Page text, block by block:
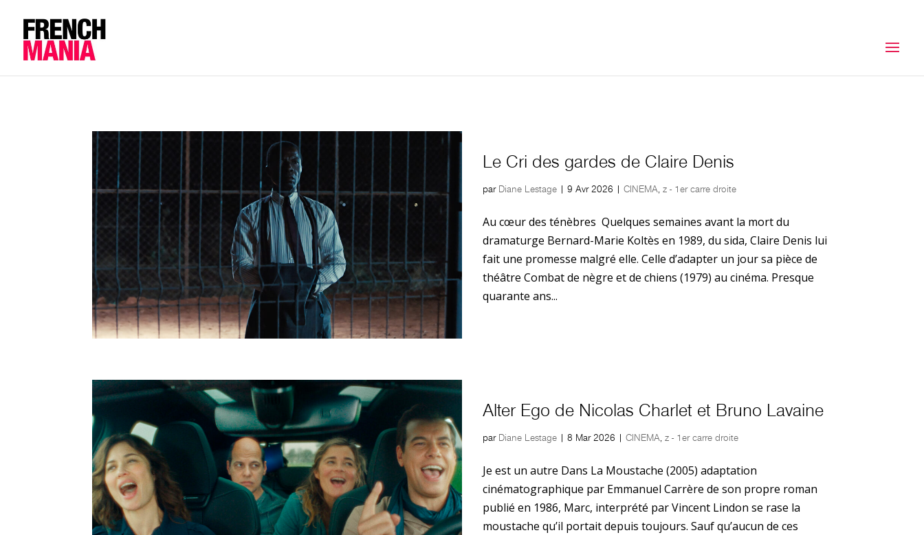
Le Cri des gardes de Claire Denis
par Diane Lestage | 9 Avr 2026 | CINEMA, z - 1er carre droite
Au cœur des ténèbres Quelques semaines avant la mort du
dramaturge Bernard-Marie Koltès en 1989, du sida, Claire Denis lui
fait une promesse malgré elle. Celle d’adapter un jour sa pièce de
théâtre Combat de nègre et de chiens (1979) au cinéma. Presque
quarante ans...
Alter Ego de Nicolas Charlet et Bruno Lavaine
par Diane Lestage | 8 Mar 2026 | CINEMA, z - 1er carre droite
Je est un autre Dans La Moustache (2005) adaptation
cinématographique par Emmanuel Carrère de son propre roman
publié en 1986, Marc, interprété par Vincent Lindon se rase la
moustache qu’il portait depuis toujours. Sauf qu’aucun de ces